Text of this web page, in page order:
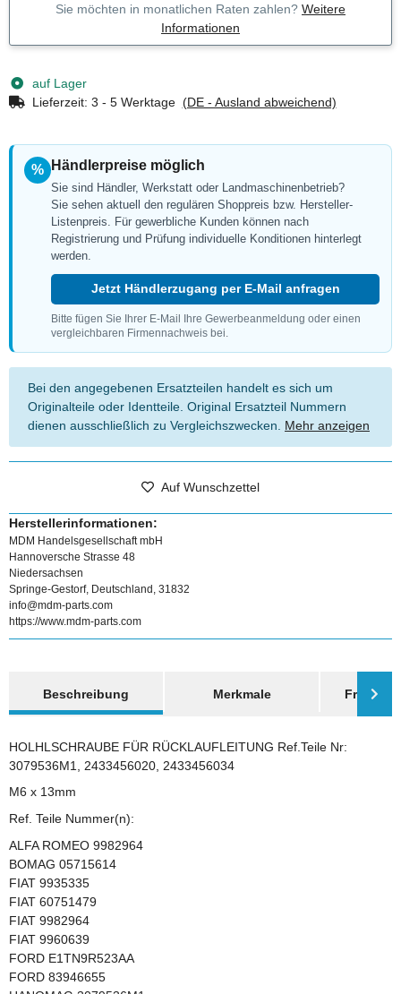
Sie möchten in monatlichen Raten zahlen? Weitere
Informationen
auf Lager
Lieferzeit: 3 - 5 Werktage (DE - Ausland abweichend)
% Händlerpreise möglich
Sie sind Händler, Werkstatt oder Landmaschinenbetrieb?
Sie sehen aktuell den regulären Shoppreis bzw. Hersteller-
Listenpreis. Für gewerbliche Kunden können nach
Registrierung und Prüfung individuelle Konditionen hinterlegt
werden.
Jetzt Händlerzugang per E-Mail anfragen
Bitte fügen Sie Ihrer E-Mail Ihre Gewerbeanmeldung oder einen
vergleichbaren Firmennachweis bei.
Bei den angegebenen Ersatzteilen handelt es sich um
Originalteile oder Identteile. Original Ersatzteil Nummern
dienen ausschließlich zu Vergleichszwecken. Mehr anzeigen
Auf Wunschzettel
Herstellerinformationen:
MDM Handelsgesellschaft mbH
Hannoversche Strasse 48
Niedersachsen
Springe-Gestorf, Deutschland, 31832
info@mdm-parts.com
https://www.mdm-parts.com
Beschreibung
Merkmale Frage
HOLHLSCHRAUBE FÜR RÜCKLAUFLEITUNG Ref.Teile Nr:
3079536M1, 2433456020, 2433456034
M6 x 13mm
Ref. Teile Nummer(n):
ALFA ROMEO 9982964
BOMAG 05715614
FIAT 9935335
FIAT 60751479
FIAT 9982964
FIAT 9960639
FORD E1TN9R523AA
FORD 83946655